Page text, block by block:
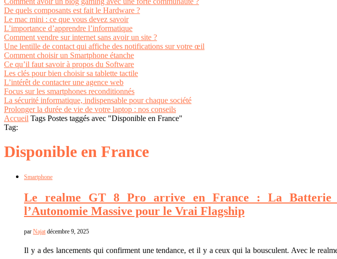
De quels composants est fait le Hardware ?
Le mac mini : ce que vous devez savoir
L’importance d’apprendre l’informatique
Comment vendre sur internet sans avoir un site ?
Une lentille de contact qui affiche des notifications sur votre œil
Comment choisir un Smartphone étanche
Ce qu’il faut savoir à propos du Software
Les clés pour bien choisir sa tablette tactile
L’intérêt de contacter une agence web
Focus sur les smartphones reconditionnés
La sécurité informatique, indispensable pour chaque société
Prolonger la durée de vie de votre laptop : nos conseils
Accueil Tags Postes taggés avec "Disponible en France"
Tag:
Disponible en France
Smartphone
Le realme GT 8 Pro arrive en France : La Batterie
l’Autonomie Massive pour le Vrai Flagship
par Najat décembre 9, 2025
Il y a des lancements qui confirment une tendance, et il y a ceux qui la bousculent. Avec le